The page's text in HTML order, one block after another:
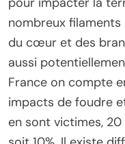
nombreux
du cœur et des
aussi
France on compte
impacts de foudre
en sont victimes,